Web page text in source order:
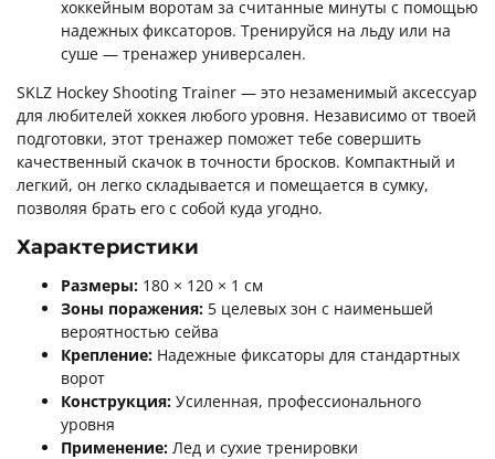
хоккейным воротам за считанные минуты с помощью
надежных фиксаторов. Тренируйся на льду или на
суше — тренажер универсален.
SKLZ Hockey Shooting Trainer — это незаменимый аксессуар
для любителей хоккея любого уровня. Независимо от твоей
подготовки, этот тренажер поможет тебе совершить
качественный скачок в точности бросков. Компактный и
легкий, он легко складывается и помещается в сумку,
позволяя брать его с собой куда угодно.
Характеристики
Размеры: 180 × 120 × 1 см
Зоны поражения: 5 целевых зон с наименьшей
вероятностью сейва
Крепление: Надежные фиксаторы для стандартных
ворот
Конструкция: Усиленная, профессионального
уровня
Применение: Лед и сухие тренировки